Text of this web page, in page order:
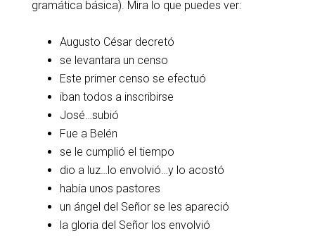
gramática básica). Mira lo que puedes ver:
Augusto César decretó
se levantara un censo
Este primer censo se efectuó
iban todos a inscribirse
José…subió
Fue a Belén
se le cumplió el tiempo
dio a luz…lo envolvió…y lo acostó
había unos pastores
un ángel del Señor se les apareció
la gloria del Señor los envolvió